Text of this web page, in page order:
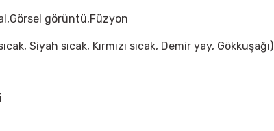
görüntü,Füzyon
Siyah sıcak, Kırmızı sıcak, Demir yay, Gökkuşağı)